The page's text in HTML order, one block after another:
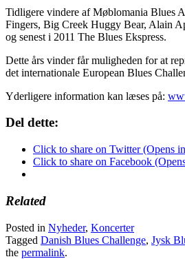
Tidligere vindere af Møblomania Blues
Fingers, Big Creek Huggy Bear, Alain
og senest i 2011 The Blues Ekspress.
Dette års vinder får muligheden for at
det internationale European Blues
Yderligere information kan læses på:
Del dette:
Click to share on Twitter (Opens
Click to share on Facebook
Related
Posted in Nyheder, Koncerter
Tagged Danish Blues Challenge, Jysk
the permalink.